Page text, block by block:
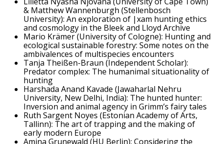
& Matthew Wannenburgh (Stellenbosch
University): An exploration of |xam hunting ethics
and cosmology in the Bleek and Lloyd Archive
Mario Krämer (University of Cologne): Hunting and
ecological sustainable forestry: Some notes on the
ambivalences of multispecies encounters
Tanja Theißen-Braun (Independent Scholar):
Predator complex: The humanimal situationality of
hunting
Harshada Anand Kavade (Jawaharlal Nehru
University, New Delhi, India): The hunted hunter:
Inversion and animal agency in Grimm’s fairy tales
Ruth Sargent Noyes (Estonian Academy of Arts,
Tallinn): The art of trapping and the making of
early modern Europe
Amina Grunewald (HU Berlin): Considering the